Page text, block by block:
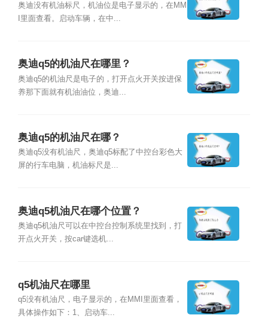
奥迪没有机油标尺，机油位是电子显示的，在MM
I里面查看。启动车辆，在中...
奥迪q5的机油尺在哪里？
奥迪q5的机油尺是电子的，打开点火开关按进保
养那下面就有机油油位，奥迪...
奥迪q5的机油尺在哪？
奥迪q5没有机油尺，奥迪q5标配了中控台彩色大
屏的行车电脑，机油标尺是...
奥迪q5机油尺在哪个位置？
奥迪q5机油尺可以在中控台控制系统里找到，打
开点火开关，按car键选机...
q5机油尺在哪里
q5没有机油尺，电子显示的，在MMI里面查看，
具体操作如下：1、启动车...